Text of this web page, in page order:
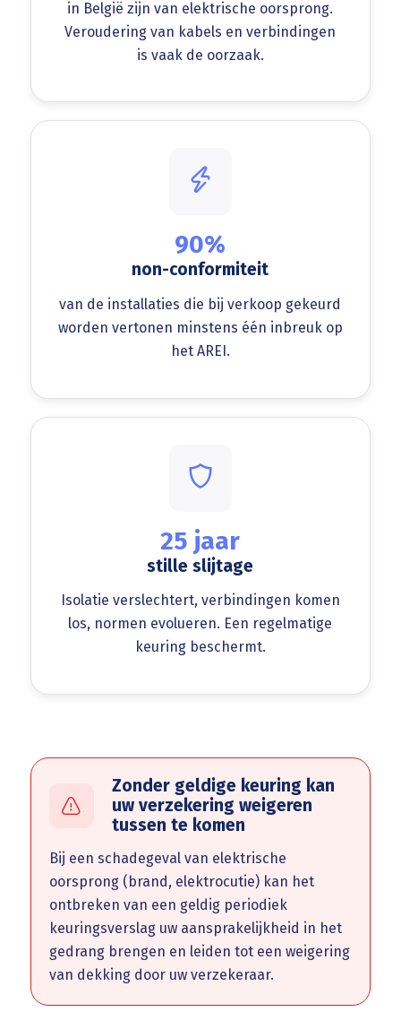
in België zijn van elektrische oorsprong.
Veroudering van kabels en verbindingen
is vaak de oorzaak.
90%
non-conformiteit
van de installaties die bij verkoop gekeurd
worden vertonen minstens één inbreuk op
het AREI.
25 jaar
stille slijtage
Isolatie verslechtert, verbindingen komen
los, normen evolueren. Een regelmatige
keuring beschermt.
Zonder geldige keuring kan
uw verzekering weigeren
tussen te komen
Bij een schadegeval van elektrische
oorsprong (brand, elektrocutie) kan het
ontbreken van een geldig periodiek
keuringsverslag uw aansprakelijkheid in het
gedrang brengen en leiden tot een weigering
van dekking door uw verzekeraar.